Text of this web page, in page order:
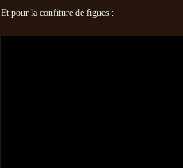
Et pour la confiture de figues :